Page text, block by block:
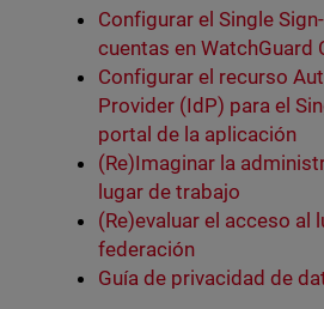
Configurar el Single
cuentas en WatchGuard
Configurar el recurso
Provider (IdP) para el
portal de la aplicación
(Re)Imaginar la
lugar de trabajo
(Re)evaluar el acceso al
federación
Guía de privacidad de